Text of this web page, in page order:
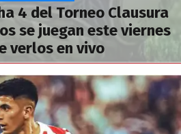
4 del Torneo Clausura
se juegan este viernes
verlos en vivo